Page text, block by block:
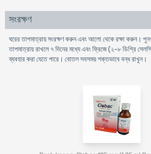
সংরক্ষণ
ঘরের তাপমাত্রায় সংরক্ষণ করুন এবং আলো থেকে রক্ষা করুন।
তাপমাত্রায় রাখলে ৭ দিনের মধ্যে এবং ফ্রিজে (২-৮ ডিগ্রি
ব্যবহার করা যেতে পারে। বোতল সবসময় শক্তভাবে বন্ধ রাখুন।